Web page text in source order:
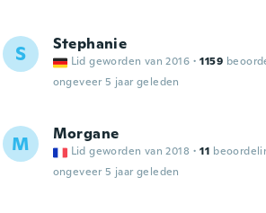
S Stephanie
Lid geworden van 2016 · 1159
ongeveer 5 jaar geleden
M Morgane
Lid geworden van 2018 · 11
ongeveer 5 jaar geleden